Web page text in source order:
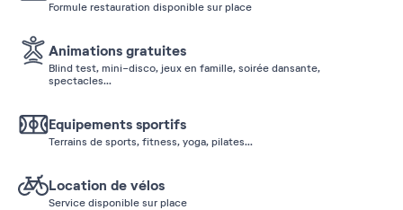
Formule restauration disponible sur place
Animations gratuites
Blind test, mini-disco, jeux en famille, soirée dansante,
spectacles...
Equipements sportifs
Terrains de sports, fitness, yoga, pilates...
Location de vélos
Service disponible sur place